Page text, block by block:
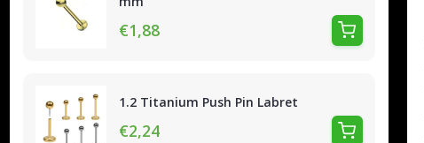
€1,88
1.2 Titanium Push Pin Labret
€2,24